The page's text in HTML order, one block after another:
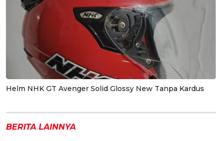
Helm NHK GT Avenger Solid Glossy New Tanpa Kardus
BERITA LAINNYA